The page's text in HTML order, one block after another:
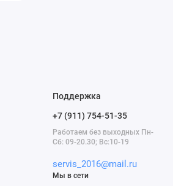
Поддержка
+7 (911) 754-51-35
Работаем без выходных Пн-
Сб: 09-20.30; Вс:10-19
servis_2016@mail.ru
Мы в сети